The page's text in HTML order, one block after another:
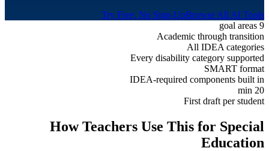
Try Free, No Sign-UpBrowse All AI Tools
9 goal areas
Academic through transition
All IDEA categories
Every disability category supported
SMART format
IDEA-required components built in
20 min
First draft per student
How Teachers Use This for Special
Education